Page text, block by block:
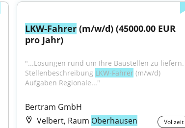
LKW-Fahrer (m/w/d) (45000.00 EUR
pro Jahr)
"...Lösungen rund um Ihre Baustellen zu liefern.
Stellenbeschreibung LKW-Fahrer (m/w/d)
Aufgaben Regionale..."
Bertram GmbH
Velbert, Raum Oberhausen Vollzeit